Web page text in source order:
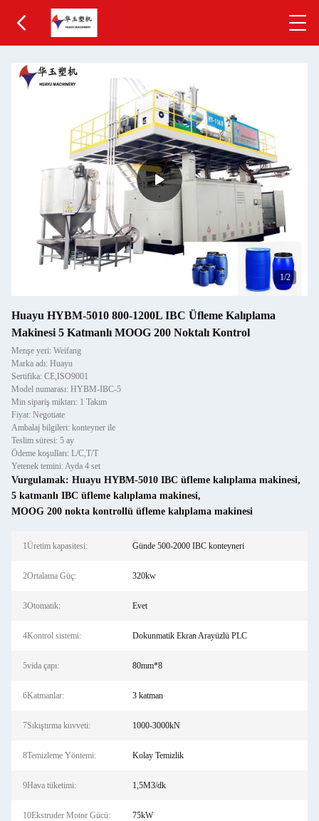
1/2
Huayu HYBM-5010 800-1200L IBC Üfleme Kalıplama
Makinesi 5 Katmanlı MOOG 200 Noktalı Kontrol
Menşe yeri: Weifang
Marka adı: Huayu
Sertifika: CE,ISO9001
Model numarası: HYBM-IBC-5
Min sipariş miktarı: 1 Takım
Fiyat: Negotiate
Ambalaj bilgileri: konteyner ile
Teslim süresi: 5 ay
Ödeme koşulları: L/C,T/T
Yetenek temini: Ayda 4 set
Vurgulamak: Huayu HYBM-5010 IBC üfleme kalıplama makinesi,
5 katmanlı IBC üfleme kalıplama makinesi,
MOOG 200 nokta kontrollü üfleme kalıplama makinesi
1Üretim kapasitesi: Günde 500-2000 IBC konteyneri
2Ortalama Güç: 320kw
3Otomatik: Evet
4Kontrol sistemi: Dokunmatik Ekran Arayüzlü PLC
5vida çapı: 80mm*8
6Katmanlar: 3 katman
7Sıkıştırma kuvveti: 1000-3000kN
8Temizleme Yöntemi: Kolay Temizlik
9Hava tüketimi: 1,5M3/dk
10Ekstruder Motor Gücü: 75kW